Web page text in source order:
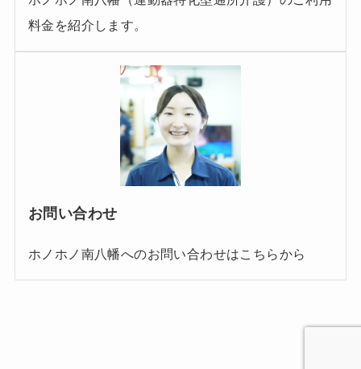
料金を紹介します。
お問い合わせ
ホノホノ南八幡へのお問い合わせはこちらから